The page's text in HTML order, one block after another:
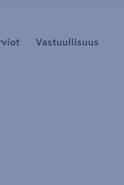
Vastuullisuus